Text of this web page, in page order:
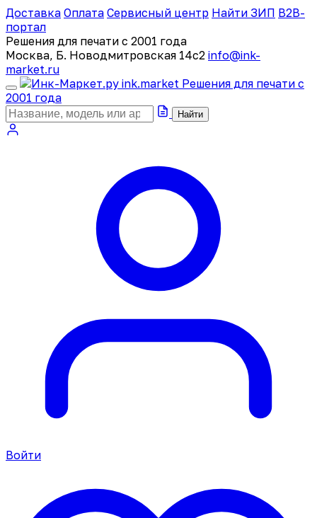
Доставка Оплата Сервисный центр Найти ЗИП B2B-
портал
Решения для печати с 2001 года
Москва, Б. Новодмитровская 14с2 info@ink-
market.ru
ink.market Решения для печати с
2001 года
Найти
Войти